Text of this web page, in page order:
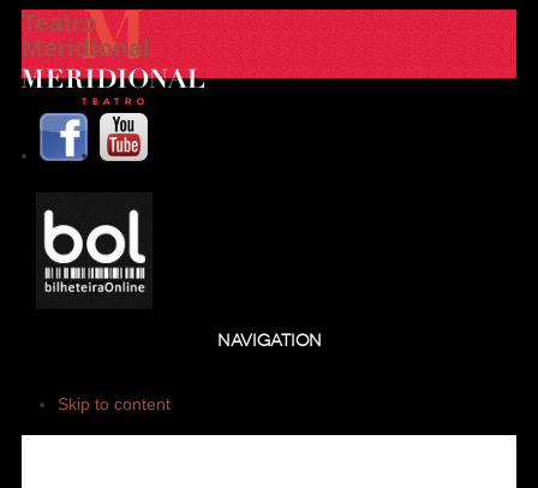
Teatro
Meridional
NAVIGATION
Skip to content